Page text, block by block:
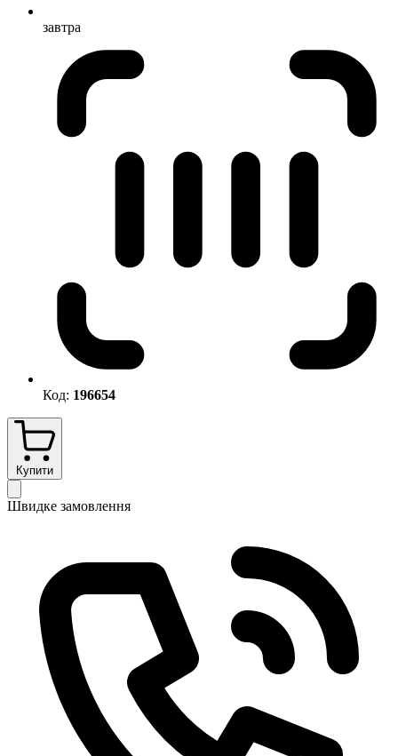
завтра
Код: 196654
Купити
Швидке замовлення